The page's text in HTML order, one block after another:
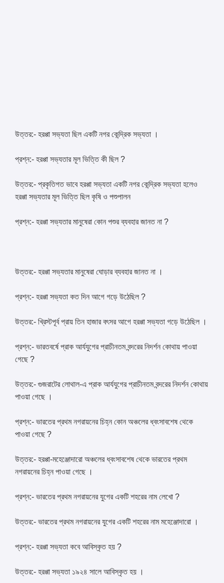
উত্তর:- হরপ্পা সভ্যতা ছিল একটি নগর কেন্দ্রিক সভ্যতা ।
প্রশ্ন:- হরপ্পা সভ্যতার মূল ভিত্তি কী ছিল ?
উত্তর:- প্রকৃতিগত ভাবে হরপ্পা সভ্যতা একটি নগর কেন্দ্রিক সভ্যতা হলেও
হরপ্পা সভ্যতার মূল ভিত্তি ছিল কৃষি ও পশুপালন
প্রশ্ন:- হরপ্পা সভ্যতার মানুষেরা কোন পশুর ব্যবহার জানত না ?
উত্তর:- হরপ্পা সভ্যতার মানুষেরা ঘোড়ার ব্যবহার জানত না ।
প্রশ্ন:- হরপ্পা সভ্যতা কত দিন আগে গড়ে উঠেছিল ?
উত্তর:- খ্রিস্টপূর্ব প্রায় তিন হাজার বৎসর আগে হরপ্পা সভ্যতা গড়ে উঠেছিল ।
প্রশ্ন:- ভারতবর্ষে প্রাক আর্যযুগের প্রাচীনতম বন্দরের নিদর্শন কোথায় পাওয়া
গেছে ?
উত্তর:- গুজরাটের লোথাল-এ প্রাক আর্যযুগের প্রাচীনতম বন্দরের নিদর্শন কোথায়
পাওয়া গেছে ।
প্রশ্ন:- ভারতের প্রথম নগরায়নের চিহ্ন কোন অঞ্চলের ধ্বংসাবশেষ থেকে
পাওয়া গেছে ?
উত্তর:- হরপ্পা-মহেঞ্জোদারো অঞ্চলের ধ্বংসাবশেষ থেকে ভারতের প্রথম
নগরায়নের চিহ্ন পাওয়া গেছে ।
প্রশ্ন:- ভারতের প্রথম নগরায়নের যুগের একটি শহরের নাম লেখো ?
উত্তর:- ভারতের প্রথম নগরায়নের যুগের একটি শহরের নাম মহেঞ্জোদারো ।
প্রশ্ন:- হরপ্পা সভ্যতা কবে আবিস্কৃত হয় ?
উত্তর:- হরপ্পা সভ্যতা ১৯২৪ সালে আবিস্কৃত হয় ।